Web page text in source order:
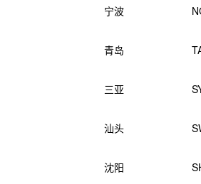
宁波
青岛
三亚
汕头
沈阳